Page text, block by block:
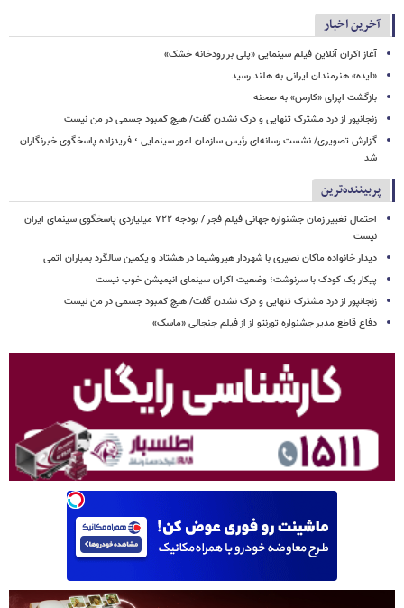
آخرین اخبار
آغاز اکران آنلاین فیلم سینمایی «پلی بر رودخانه خشک»
«ایده» هنرمندان ایرانی به هلند رسید
بازگشت اپرای «کارمن» به صحنه
زنجانپور از درد مشترک تنهایی و درک نشدن گفت/ هیچ کمبود جسمی در من نیست
گزارش تصویری/ نشست رسانه‌ای رئیس سازمان امور سینمایی ؛ فریدزاده پاسخگوی خبرنگاران
شد
پربیننده‌ترین
احتمال تغییر زمان جشنواره جهانی فیلم فجر / بودجه ۷۲۲ میلیاردی پاسخگوی سینمای ایران
نیست
دیدار خانواده ماکان نصیری با شهردار هیروشیما در هشتاد و یکمین سالگرد بمباران اتمی
پیکار یک کودک با سرنوشت؛ وضعیت اکران سینمای انیمیشن خوب نیست
زنجانپور از درد مشترک تنهایی و درک نشدن گفت/ هیچ کمبود جسمی در من نیست
دفاع قاطع مدیر جشنواره تورنتو از از فیلم جنجالی «ماسک»